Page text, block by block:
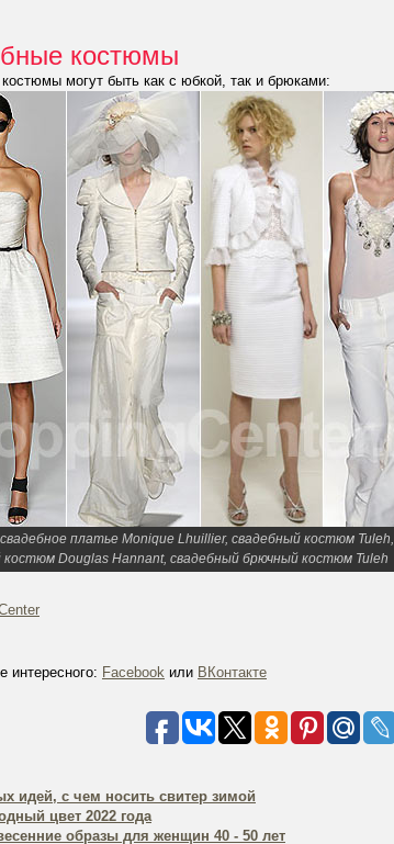
костюмы
могут быть как с юбкой, так и брюками:
свадебное платье Monique Lhuillier, свадебный костюм Tuleh,
костюм Douglas Hannant, свадебный брючный костюм Tuleh
интересного: Facebook или ВКонтакте
идей, с чем носить свитер зимой
цвет 2022 года
образы для женщин 40 - 50 лет